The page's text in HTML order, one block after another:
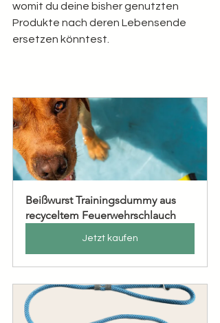
womit du deine bisher genutzten
Produkte nach deren Lebensende
ersetzen könntest.
Beißwurst Trainingsdummy aus
recyceltem Feuerwehrschlauch
Jetzt kaufen